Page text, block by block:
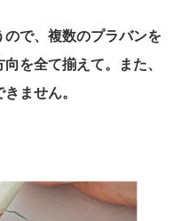
で、複数のプラバンを
を全て揃えて。また、
ません。